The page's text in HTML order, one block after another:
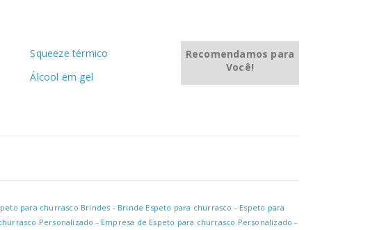
Squeeze térmico
Álcool em gel
Recomendamos para
Você!
para churrasco Brindes - Brinde Espeto para churrasco - Espeto para
Personalizado - Empresa de Espeto para churrasco Personalizado -